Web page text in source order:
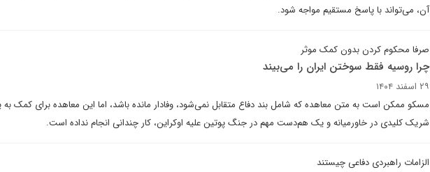
آن، می‌تواند با پاسخ مستقیم مواجه شود.
صرفا محکوم کردن بدون کمک موثر
چرا روسیه فقط سوختن ایران را می‌بیند
۲۹ اسفند ۱۴۰۴
مسکو ممکن است به متن معاهده که شامل بند دفاع متقابل نمی‌شود، وفادار مانده باشد، اما این معاهده برای کمک
شریک کلیدی در خاورمیانه و یک هم‌دست مهم در جنگ پوتین علیه اوکراین، کار چندانی انجام نداده است.
الزامات راهبردی دفاعی چیستند